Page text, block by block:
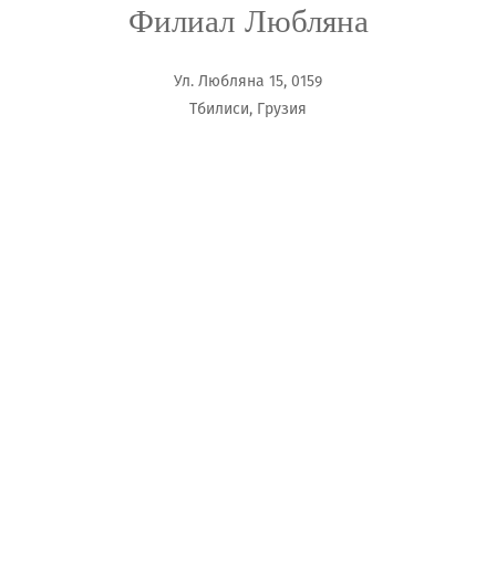
Филиал Любляна
Ул. Любляна 15, 0159
Тбилиси, Грузия